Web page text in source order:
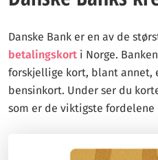
Danske Bank er en av de
betalingskort i Norge.
forskjellige kort, blant annet,
bensinkort. Under ser du
som er de viktigste